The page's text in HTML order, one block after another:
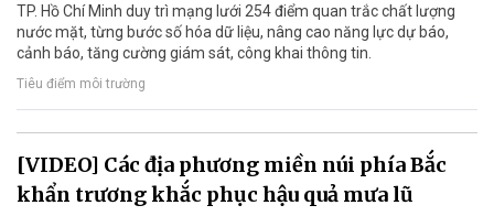
TP. Hồ Chí Minh duy trì mạng lưới 254 điểm quan trắc chất lượng
nước mặt, từng bước số hóa dữ liệu, nâng cao năng lực dự báo,
cảnh báo, tăng cường giám sát, công khai thông tin.
Tiêu điểm môi trường
[VIDEO] Các địa phương miền núi phía Bắc
khẩn trương khắc phục hậu quả mưa lũ